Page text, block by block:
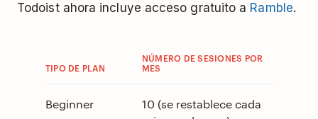
Todoist ahora incluye acceso gratuito a Ramble.
TIPO DE PLAN
NÚMERO DE SESIONES POR
MES
Beginner
10 (se restablece cada